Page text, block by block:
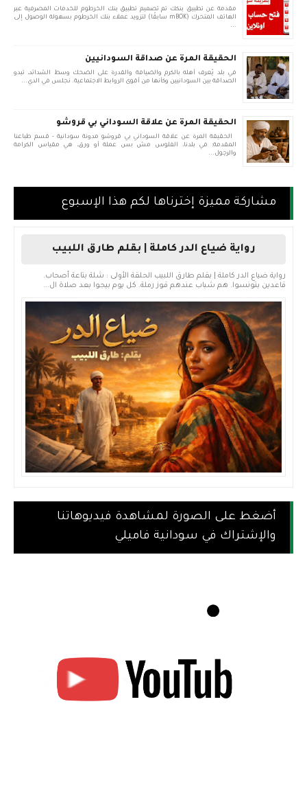
مقدمة عن تطبيق بنكك تم تصميم تطبيق بنك الخرطوم للخدمات المصرفية عبر
الهاتف المتحرك (mBOK سابقًا) لتزويد عملاء بنك الخرطوم بسهولة الوصول إلى
...
الحقيقة المرة عن صداقة السودانيين
في بلد يُعرف أهله بالكرم والضيافة والقدرة على الضحك وسط الشدائد، تبدو
الصداقة بين السودانيين وكأنها من أقوى الروابط الاجتماعية. نجلس في الدي...
الحقيقة المرة عن علاقة السوداني بي قروشو
الحقيقة المرة عن علاقة السوداني بي قروشو مدونة سودانية - قسم طباعنا
المقدمة: في بلدنا، الفلوس مش بس عملة أو ورق، هي مقياس الكرامة
والرجول...
مشاركة مميزة إخترناها لكم هذا الإسبوع
رواية ضياع الدر كاملة | بقلم طارق اللبيب
رواية ضياع الدر كاملة | بقلم طارق اللبيب الحلقة الأولى : شلة بتاعة أصحاب.
قاعدين بتونسوا. هم شباب عندهم قوز رملة. كل يوم بيجوا بعد صلاة ال...
أضغط على الصورة لمشاهدة فيديوهاتنا
والإشتراك في سودانية فاميلي